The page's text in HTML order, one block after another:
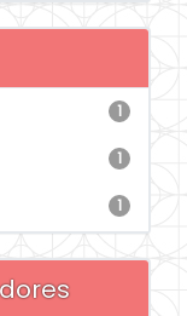
1
1
1